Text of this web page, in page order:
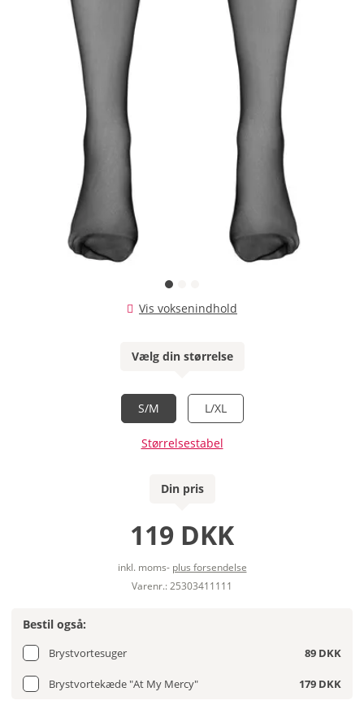
Vis voksenindhold
Vælg din størrelse
S/M L/XL
Størrelsestabel
Din pris
119 DKK
inkl. moms- plus forsendelse
Varenr.: 25303411111
Bestil også:
Brystvortesuger 89 DKK
Brystvortekæde "At My Mercy" 179 DKK